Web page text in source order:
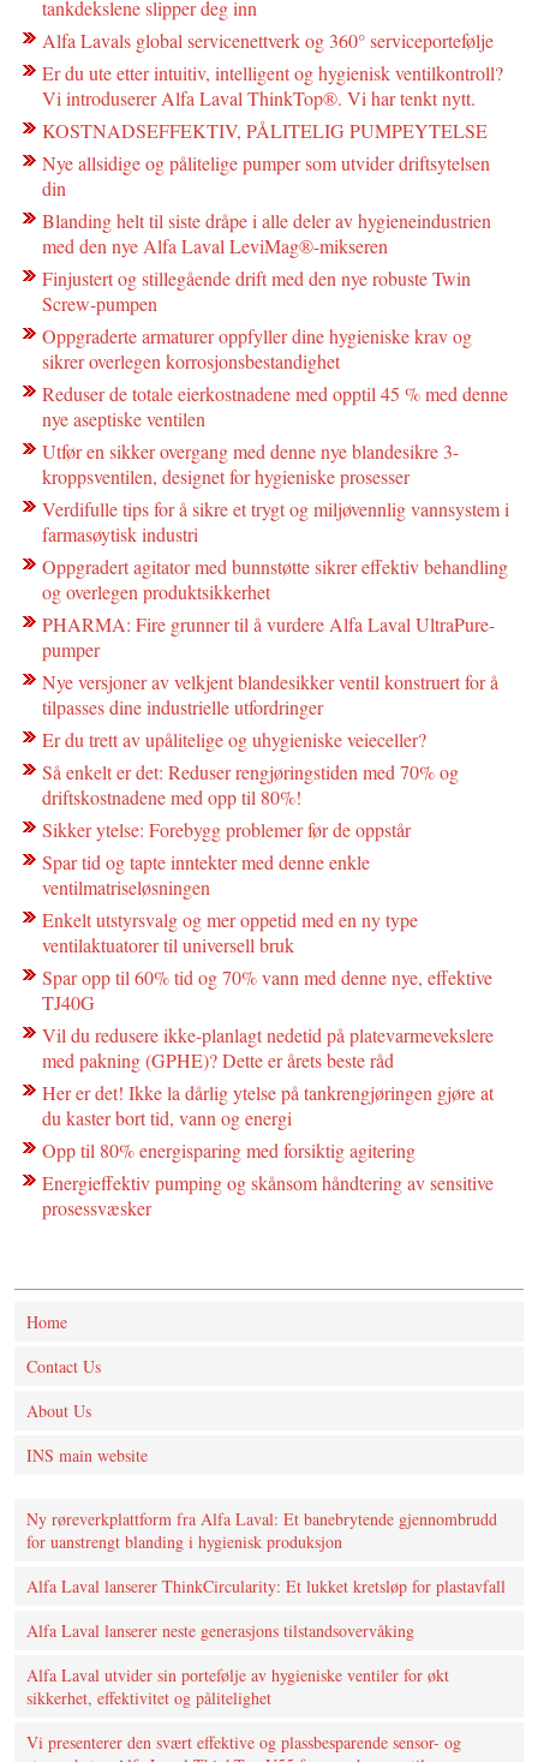
tankdekslene slipper deg inn
Alfa Lavals global servicenettverk og 360° serviceportefølje
Er du ute etter intuitiv, intelligent og hygienisk ventilkontroll?
Vi introduserer Alfa Laval ThinkTop®. Vi har tenkt nytt.
KOSTNADSEFFEKTIV, PÅLITELIG PUMPEYTELSE
Nye allsidige og pålitelige pumper som utvider driftsytelsen
din
Blanding helt til siste dråpe i alle deler av hygieneindustrien
med den nye Alfa Laval LeviMag®-mikseren
Finjustert og stillegående drift med den nye robuste Twin
Screw-pumpen
Oppgraderte armaturer oppfyller dine hygieniske krav og
sikrer overlegen korrosjonsbestandighet
Reduser de totale eierkostnadene med opptil 45 % med denne
nye aseptiske ventilen
Utfør en sikker overgang med denne nye blandesikre 3-
kroppsventilen, designet for hygieniske prosesser
Verdifulle tips for å sikre et trygt og miljøvennlig vannsystem i
farmasøytisk industri
Oppgradert agitator med bunnstøtte sikrer effektiv behandling
og overlegen produktsikkerhet
PHARMA: Fire grunner til å vurdere Alfa Laval UltraPure-
pumper
Nye versjoner av velkjent blandesikker ventil konstruert for å
tilpasses dine industrielle utfordringer
Er du trett av upålitelige og uhygieniske veieceller?
Så enkelt er det: Reduser rengjøringstiden med 70% og
driftskostnadene med opp til 80%!
Sikker ytelse: Forebygg problemer før de oppstår
Spar tid og tapte inntekter med denne enkle
ventilmatriseløsningen
Enkelt utstyrsvalg og mer oppetid med en ny type
ventilaktuatorer til universell bruk
Spar opp til 60% tid og 70% vann med denne nye, effektive
TJ40G
Vil du redusere ikke-planlagt nedetid på platevarmevekslere
med pakning (GPHE)? Dette er årets beste råd
Her er det! Ikke la dårlig ytelse på tankrengjøringen gjøre at
du kaster bort tid, vann og energi
Opp til 80% energisparing med forsiktig agitering
Energieffektiv pumping og skånsom håndtering av sensitive
prosessvæsker
Home
Contact Us
About Us
INS main website
Ny røreverkplattform fra Alfa Laval: Et banebrytende gjennombrudd
for uanstrengt blanding i hygienisk produksjon
Alfa Laval lanserer ThinkCircularity: Et lukket kretsløp for plastavfall
Alfa Laval lanserer neste generasjons tilstandsovervåking
Alfa Laval utvider sin portefølje av hygieniske ventiler for økt
sikkerhet, effektivitet og pålitelighet
Vi presenterer den svært effektive og plassbesparende sensor- og